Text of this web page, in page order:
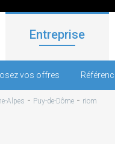
Entreprise
vos offres
Alpes - Puy-de-Dôme - riom